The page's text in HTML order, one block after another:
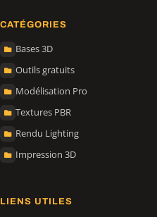
CATÉGORIES
Bases 3D
Outils gratuits
Modélisation Pro
Textures PBR
Rendu Lighting
Impression 3D
LIENS UTILES